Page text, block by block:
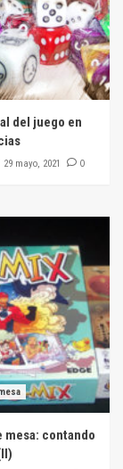
del juego en
29 mayo, 2021 0
mesa: contando